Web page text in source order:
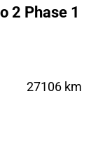
2 Phase 1
27106 km